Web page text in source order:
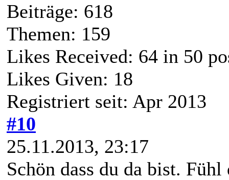
Beiträge: 618
Themen: 159
Likes Received: 64 in 50
Likes Given: 18
Registriert seit: Apr 2013
#10
25.11.2013, 23:17
Schön dass du da bist.